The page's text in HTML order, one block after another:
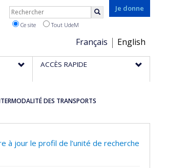
Je donne
Choix
de
la
Français English
Rechercher
Ce site Tout UdeM
ACCÈS RAPIDE
DES TRANSPORTS
à jour le profil de l’unité de recherche